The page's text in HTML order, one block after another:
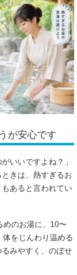
が安心です
いいですよね？」
きは、熱すぎるお
あると言われてい
のお湯に、10〜
をじんわり温める
みやすく、のぼせ